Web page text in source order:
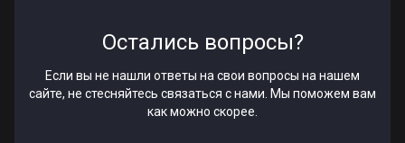
Остались вопросы?
Если вы не нашли ответы на свои вопросы на нашем
сайте, не стесняйтесь связаться с нами. Мы поможем вам
как можно скорее.